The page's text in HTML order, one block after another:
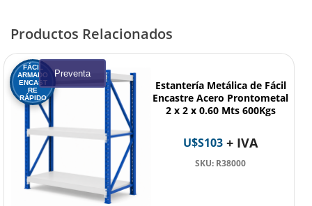
Productos Relacionados
FÁCIL
ARMADO
ENCAST
RE
RÁPIDO
Estantería Metálica de Fácil
Encastre Acero Prontometal
2 x 2 x 0.60 Mts 600Kgs
Preventa
U$S103 + IVA
SKU: R38000